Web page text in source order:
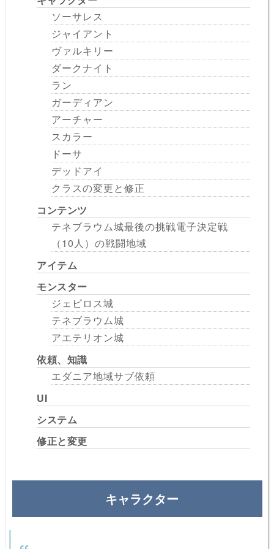
ソーサレス
ジャイアント
ヴァルキリー
ダークナイト
ラン
ガーディアン
アーチャー
スカラー
ドーサ
デッドアイ
クラスの変更と修正
コンテンツ
テネブラウム城最後の挑戦電子決定戦
（10人）の戦闘地域
アイテム
モンスター
ジェピロス城
テネブラウム城
アエテリオン城
依頼、知識
エダニア地域サブ依頼
UI
システム
修正と変更
キャラクター